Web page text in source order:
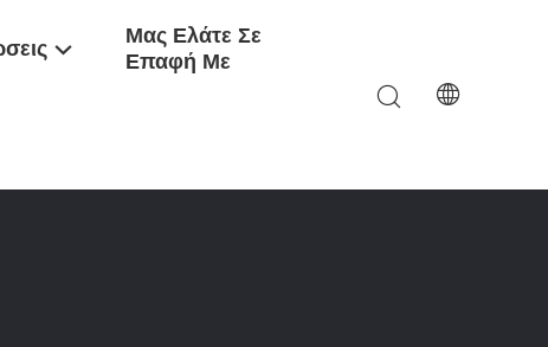
Μας Ελάτε Σε
Επαφή Με